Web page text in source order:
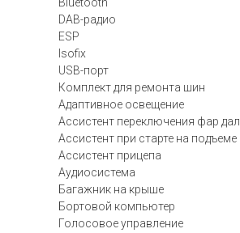
DAB-радио
ESP
Isofix
USB-порт
Комплект для ремонта шин
Адаптивное освещение
Ассистент переключения фар
Ассистент при старте на подъеме
Ассистент прицепа
Аудиосистема
Багажник на крыше
Бортовой компьютер
Голосовое управление